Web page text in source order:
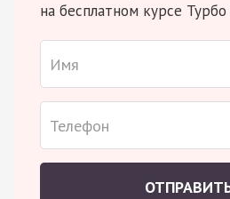
на бесплатном курсе